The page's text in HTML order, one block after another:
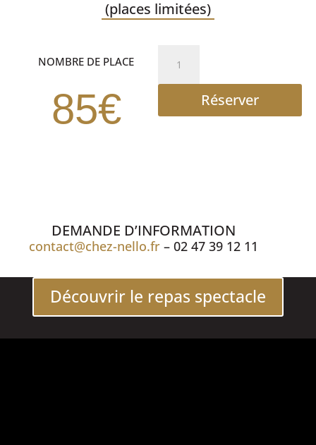
(places limitées)
NOMBRE DE PLACE
85€
DEJEUNER
SPECTACLERéserver
DEMANDE D’INFORMATION
contact@chez-nello.fr – 02 47 39 12 11
Découvrir le repas spectacle